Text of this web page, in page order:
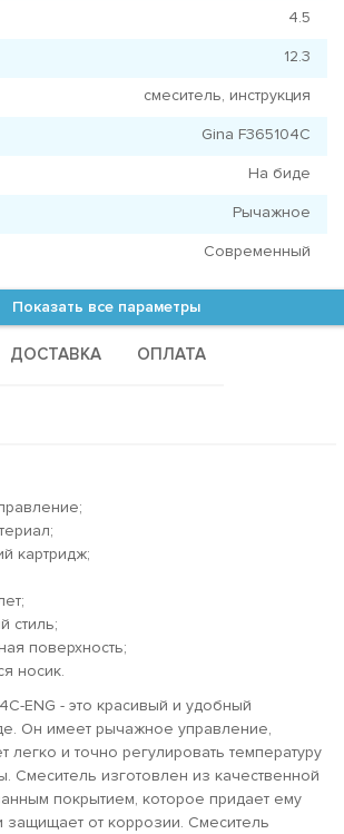
4.5
12.3
смеситель, инструкция
Gina F365104C
На биде
Рычажное
Современный
Показать все параметры
ДОСТАВКА ОПЛАТА
картридж;
стиль;
поверхность;
носик.
ENG - это красивый и удобный
Он имеет рычажное управление,
легко и точно регулировать температуру
Смеситель изготовлен из качественной
покрытием, которое придает ему
защищает от коррозии. Смеситель